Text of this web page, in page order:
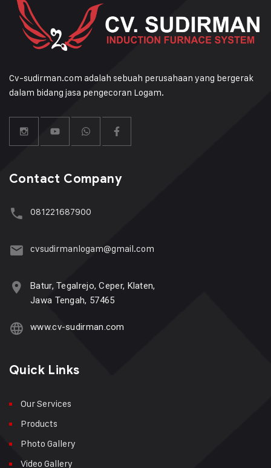
Cv-sudirman.com adalah sebuah perusahaan yang bergerak
dalam bidang jasa pengecoran Logam.
Contact Company
081221687900
cvsudirmanlogam@gmail.com
Batur, Tegalrejo, Ceper, Klaten,
Jawa Tengah, 57465
www.cv-sudirman.com
Quick Links
Our Services
Products
Photo Gallery
Video Gallery